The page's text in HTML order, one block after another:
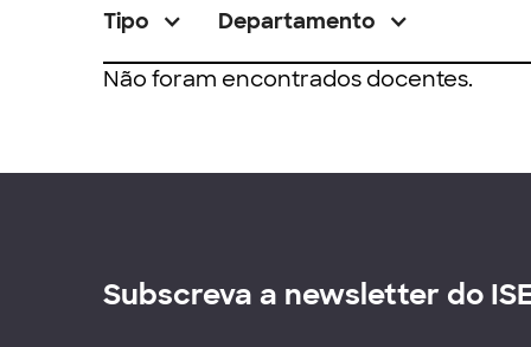
Tipo Departamento
Não foram encontrados docentes.
Subscreva a newsletter do